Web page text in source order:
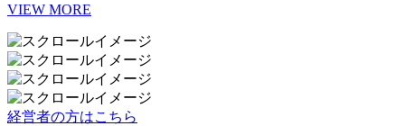
VIEW MORE
経営者の方はこちら